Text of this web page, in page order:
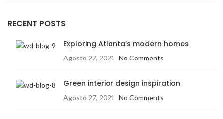
RECENT POSTS
Exploring Atlanta’s modern homes
Agosto 27, 2021 No Comments
Green interior design inspiration
Agosto 27, 2021 No Comments